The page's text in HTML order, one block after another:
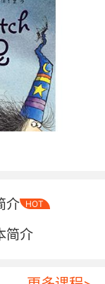
介 HOT
简介